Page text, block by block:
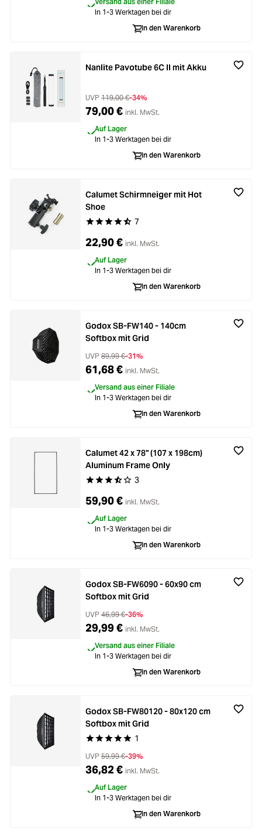
In 1-3 Werktagen bei dir
In den Warenkorb
Nanlite Pavotube 6C II mit Akku
UVP 119,00 €-34%
79,00 € inkl. MwSt.
Auf Lager
In 1-3 Werktagen bei dir
In den Warenkorb
Durchschnittliche Bewertung von 4.7 von 5
7
Calumet Schirmneiger mit Hot
Shoe
22,90 € inkl. MwSt.
Auf Lager
In 1-3 Werktagen bei dir
In den Warenkorb
Godox SB-FW140 - 140cm
Softbox mit Grid
UVP 89,99 €-31%
61,68 € inkl. MwSt.
Versand aus einer Filiale
In 1-3 Werktagen bei dir
In den Warenkorb
Durchschnittliche Bewertung von 3.3 von 5
3
Calumet 42 x 78" (107 x 198cm)
Aluminum Frame Only
59,90 € inkl. MwSt.
Auf Lager
In 1-3 Werktagen bei dir
In den Warenkorb
Godox SB-FW6090 - 60x90 cm
Softbox mit Grid
UVP 46,99 €-36%
29,99 € inkl. MwSt.
Versand aus einer Filiale
In 1-3 Werktagen bei dir
In den Warenkorb
Durchschnittliche Bewertung von 5 von 5
1
Godox SB-FW80120 - 80x120 cm
Softbox mit Grid
UVP 59,99 €-39%
36,82 € inkl. MwSt.
Auf Lager
In 1-3 Werktagen bei dir
In den Warenkorb